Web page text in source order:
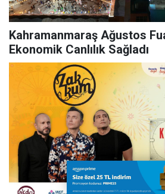
Kahramanmaraş Ağustos
Ekonomik Canlılık Sağladı